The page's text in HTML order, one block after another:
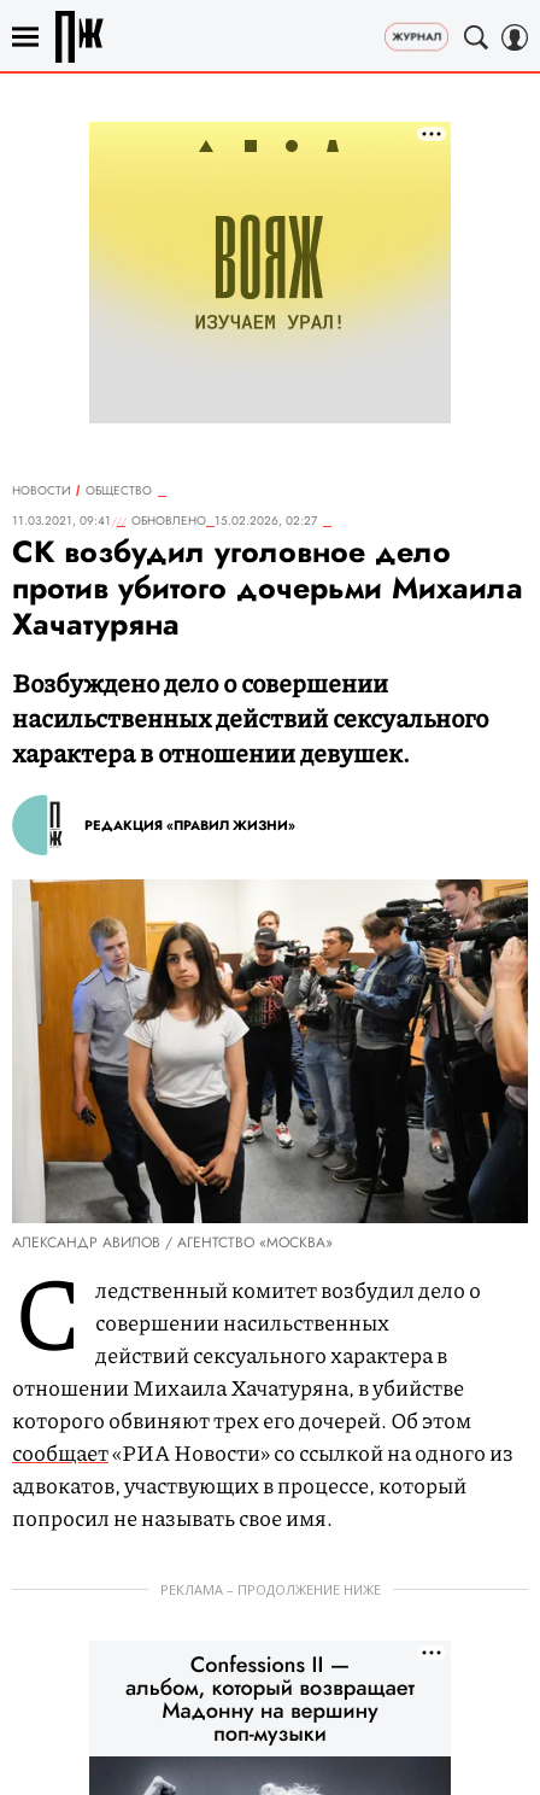
НОВОСТИ
ОБЩЕСТВО
11.03.2021, 09:41
ОБНОВЛЕНО 15.02.2026, 02:27
СК возбудил уголовное дело
против убитого дочерьми Михаила
Хачатуряна
Возбуждено дело о совершении
насильственных действий сексуального
характера в отношении девушек.
РЕДАКЦИЯ «ПРАВИЛ ЖИЗНИ»
АЛЕКСАНДР АВИЛОВ / АГЕНТСТВО «МОСКВА»
С
ледственный комитет возбудил дело о
совершении насильственных
действий сексуального характера в
отношении Михаила Хачатуряна, в убийстве
которого обвиняют трех его дочерей. Об этом
сообщает«РИА Новости» со ссылкой на одного из
адвокатов, участвующих в процессе, который
попросил не называть свое имя.
РЕКЛАМА – ПРОДОЛЖЕНИЕ НИЖЕ